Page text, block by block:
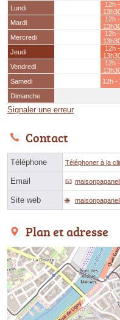
Lundi
12h -
Mardi
12h -
Mercredi
12h -
Jeudi
12h -
Vendredi
12h -
Samedi
12h -
Dimanche
Signaler une erreur
Contact
Téléphone Téléphoner à la
Email
Site web
Plan et adresse